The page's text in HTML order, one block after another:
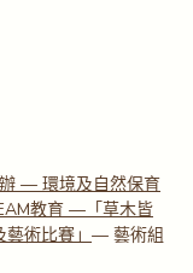
— 環境及自然保育
教育 —「草木皆
術比賽」 — 藝術組